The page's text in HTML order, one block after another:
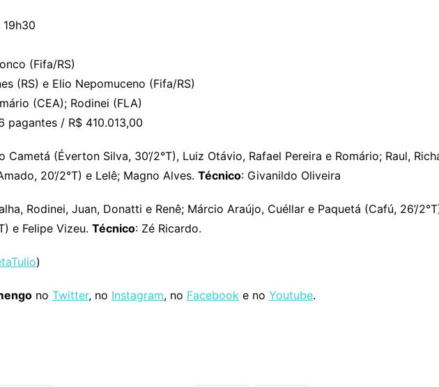
(Fifa/RS)
(RS) e Elio Nepomuceno (Fifa/RS)
(CEA); Rodinei (FLA)
pagantes / R$ 410.013,00
Cametá (Éverton Silva, 30’/2°T), Luiz Otávio, Rafael Pereira e Romário; Raul,
20’/2°T) e Lelê; Magno Alves. Técnico: Givanildo Oliveira
Rodinei, Juan, Donatti e Renê; Márcio Araújo, Cuéllar e Paquetá (Cafú, 26’/
e Felipe Vizeu. Técnico: Zé Ricardo.
)
no Twitter, no Instagram, no Facebook e no Youtube.